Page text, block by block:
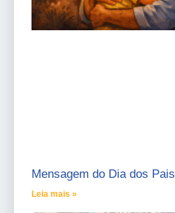
Mensagem do Dia dos Pais
Leia mais »